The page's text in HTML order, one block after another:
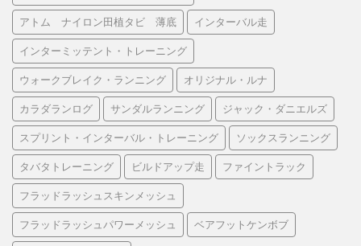
アトム ナイロン田植タビ 薄底 インターバル走
インターミッテント・トレーニング
ウォークブレイク・ランニング オリジナル・ルナ
カラダランログ サンダルランニング ジャック・ダニエルズ
スプリント・インターバル・トレーニング ソックスランニング
タバタトレーニング ビルドアップ走 ファイントラック
フラッドラッシュスキンメッシュ
フラッドラッシュパワーメッシュ ベアフットケンボブ